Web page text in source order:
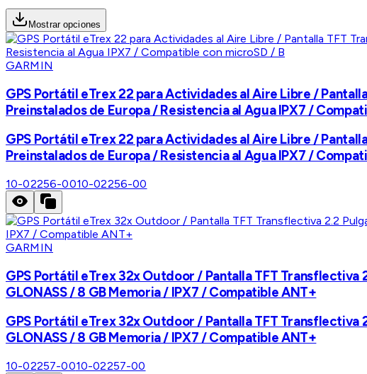
Mostrar opciones
GARMIN
GPS Portátil eTrex 22 para Actividades al Aire Libre /
Preinstalados de Europa / Resistencia al Agua IPX7 /
GPS Portátil eTrex 22 para Actividades al Aire Libre /
Preinstalados de Europa / Resistencia al Agua IPX7 /
10-02256-0010-02256-00
GARMIN
GPS Portátil eTrex 32x Outdoor / Pantalla TFT
GLONASS / 8 GB Memoria / IPX7 / Compatible ANT+
GPS Portátil eTrex 32x Outdoor / Pantalla TFT
GLONASS / 8 GB Memoria / IPX7 / Compatible ANT+
10-02257-0010-02257-00